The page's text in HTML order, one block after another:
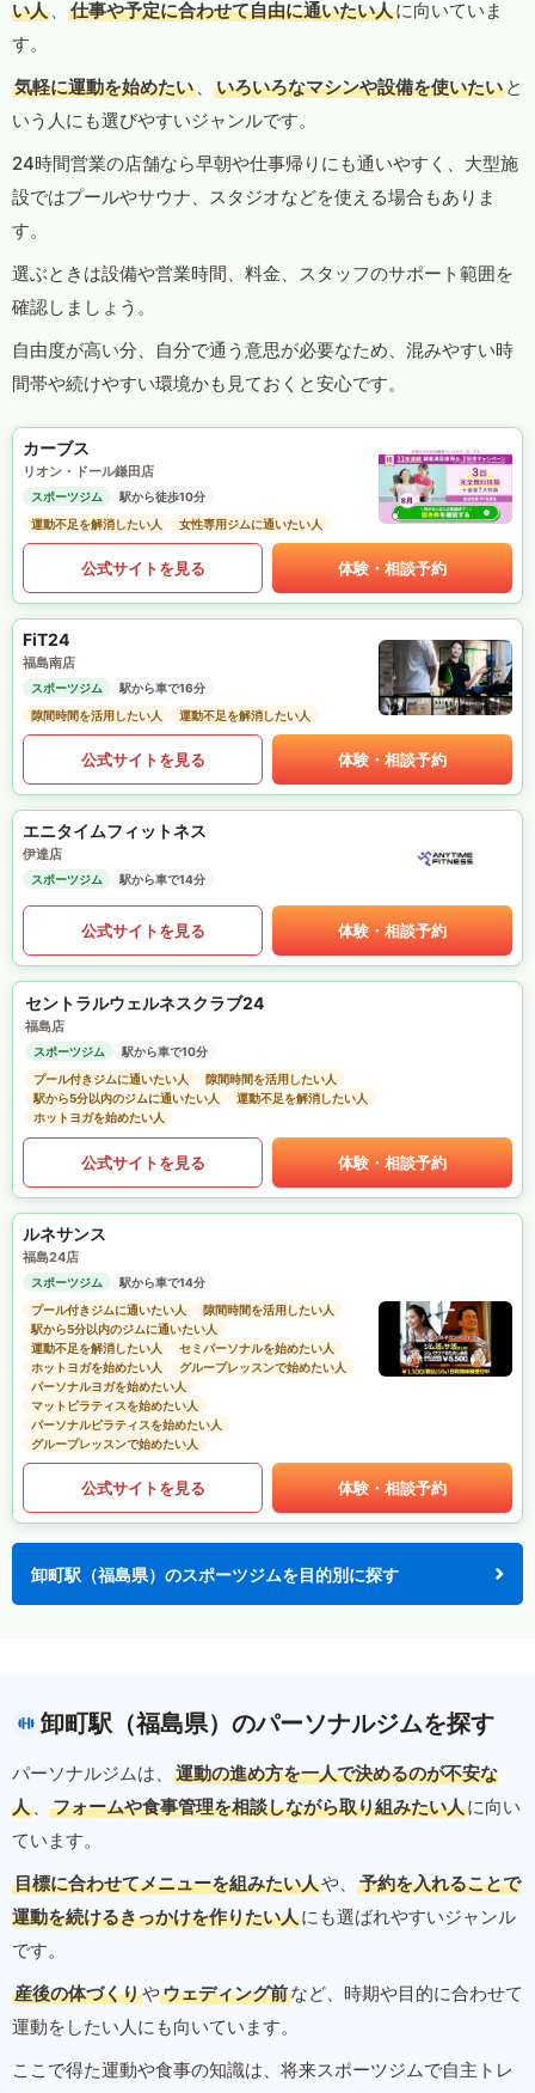
い人 、 仕事や予定に合わせて自由に通いたい人に向いていま
す。
気軽に運動を始めたい 、 いろいろなマシンや設備を使いたい と
いう人にも選びやすいジャンルです。
24時間営業の店舗なら早朝や仕事帰りにも通いやすく、大型施
設ではプールやサウナ、スタジオなどを使える場合もありま
す。
選ぶときは設備や営業時間、料金、スタッフのサポート範囲を
確認しましょう。
自由度が高い分、自分で通う意思が必要なため、混みやすい時
間帯や続けやすい環境かも見ておくと安心です。
カーブス
リオン・ドール鎌田店
スポーツジム
駅から徒歩10分
運動不足を解消したい人
女性専用ジムに通いたい人
公式サイトを見る 体験・相談予約
FiT24
福島南店
スポーツジム
駅から車で16分
隙間時間を活用したい人
運動不足を解消したい人
公式サイトを見る 体験・相談予約
エニタイムフィットネス
伊達店
スポーツジム 駅から車で14分
公式サイトを見る 体験・相談予約
セントラルウェルネスクラブ24
福島店
スポーツジム
駅から車で10分
プール付きジムに通いたい人
隙間時間を活用したい人
駅から5分以内のジムに通いたい人
運動不足を解消したい人
ホットヨガを始めたい人
公式サイトを見る 体験・相談予約
ルネサンス
福島24店
スポーツジム
駅から車で14分
プール付きジムに通いたい人
隙間時間を活用したい人
駅から5分以内のジムに通いたい人
運動不足を解消したい人
セミパーソナルを始めたい人
ホットヨガを始めたい人
グループレッスンで始めたい人
パーソナルヨガを始めたい人
マットピラティスを始めたい人
パーソナルピラティスを始めたい人
グループレッスンで始めたい人
公式サイトを見る 体験・相談予約
卸町駅（福島県）のスポーツジムを目的別に探す
卸町駅（福島県）のパーソナルジムを探す
パーソナルジムは、
運動の進め方を一人で決めるのが不安な
人 、 フォームや食事管理を相談しながら取り組みたい人に向い
ています。
目標に合わせてメニューを組みたい人や、
予約を入れることで
運動を続けるきっかけを作りたい人にも選ばれやすいジャンル
です。
産後の体づくりやウェディング前など、時期や目的に合わせて
運動をしたい人にも向いています。
ここで得た運動や食事の知識は、将来スポーツジムで自主トレ